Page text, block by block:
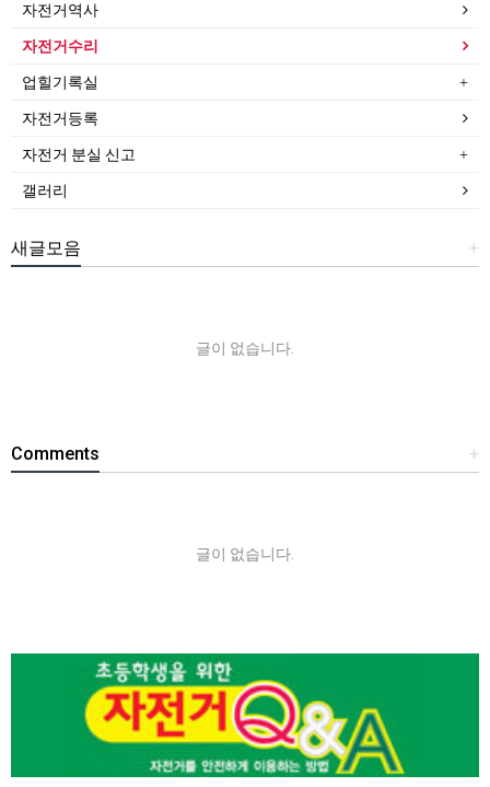
자전거역사
자전거수리
업힐기록실
자전거등록
자전거 분실 신고
갤러리
+
새글모음
글이 없습니다.
+
Comments
글이 없습니다.